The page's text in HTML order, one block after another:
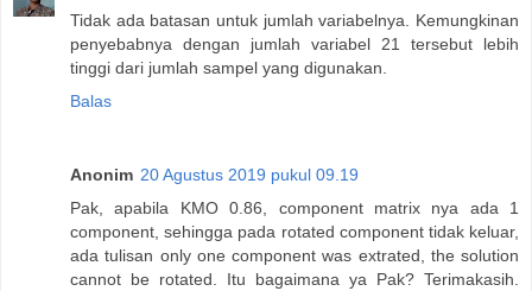
Tidak ada batasan untuk jumlah variabelnya. Kemungkinan
penyebabnya dengan jumlah variabel 21 tersebut lebih
tinggi dari jumlah sampel yang digunakan.
Balas
Anonim 20 Agustus 2019 pukul 09.19
Pak, apabila KMO 0.86, component matrix nya ada 1
component, sehingga pada rotated component tidak keluar,
ada tulisan only one component was extrated, the solution
cannot be rotated. Itu bagaimana ya Pak? Terimakasih.